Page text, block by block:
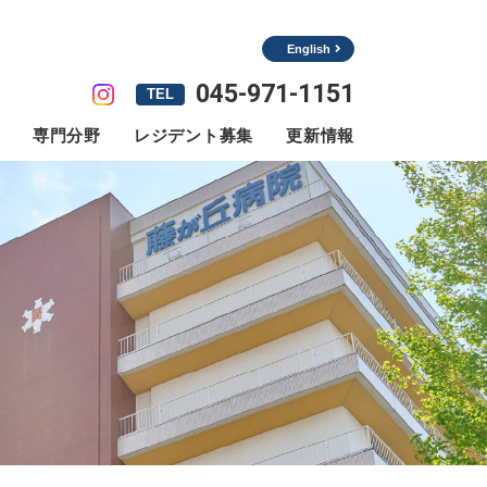
English
TEL 045-971-1151
専門分野 レジデント募集 更新情報